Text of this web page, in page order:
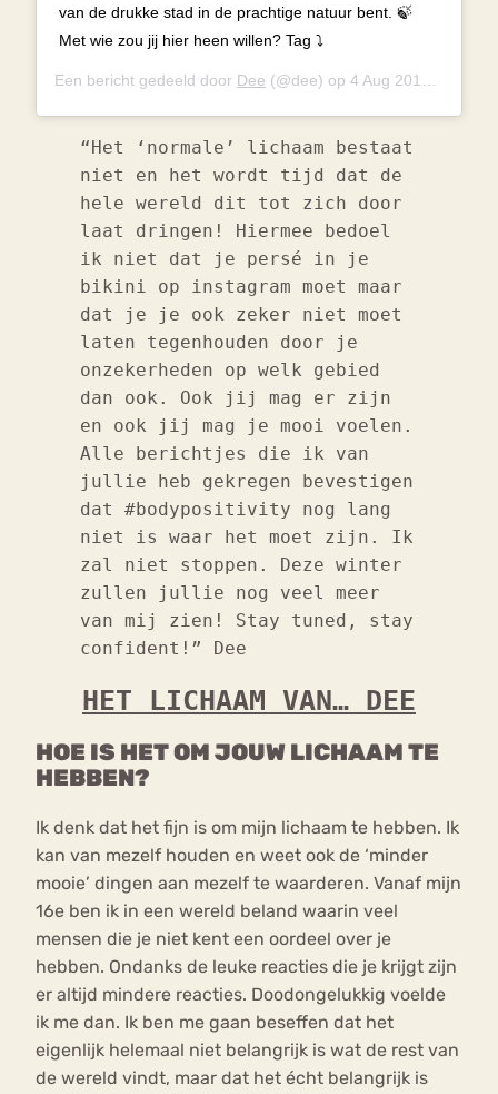
van de drukke stad in de prachtige natuur bent. 🍃
Met wie zou jij hier heen willen? Tag ⤵️
Een bericht gedeeld door Dee (@dee) op 4 Aug 2018 om 7:32 (PDT)
“Het ‘normale’ lichaam bestaat
niet en het wordt tijd dat de
hele wereld dit tot zich door
laat dringen! Hiermee bedoel
ik niet dat je persé in je
bikini op instagram moet maar
dat je je ook zeker niet moet
laten tegenhouden door je
onzekerheden op welk gebied
dan ook. Ook jij mag er zijn
en ook jij mag je mooi voelen.
Alle berichtjes die ik van
jullie heb gekregen bevestigen
dat #bodypositivity nog lang
niet is waar het moet zijn. Ik
zal niet stoppen. Deze winter
zullen jullie nog veel meer
van mij zien! Stay tuned, stay
confident!” Dee
HET LICHAAM VAN… DEE
HOE IS HET OM JOUW LICHAAM TE
HEBBEN?
Ik denk dat het fijn is om mijn lichaam te hebben. Ik
kan van mezelf houden en weet ook de ‘minder
mooie’ dingen aan mezelf te waarderen. Vanaf mijn
16e ben ik in een wereld beland waarin veel
mensen die je niet kent een oordeel over je
hebben. Ondanks de leuke reacties die je krijgt zijn
er altijd mindere reacties. Doodongelukkig voelde
ik me dan. Ik ben me gaan beseffen dat het
eigenlijk helemaal niet belangrijk is wat de rest van
de wereld vindt, maar dat het écht belangrijk is